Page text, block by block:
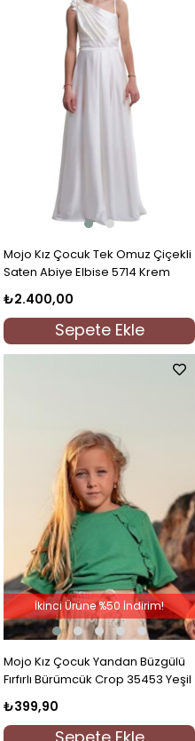
Mojo Kız Çocuk Tek Omuz Çiçekli
Saten Abiye Elbise 5714 Krem
₺2.400,00
Sepete Ekle
Mojo Kız Çocuk Yandan Büzgülü
Fırfırlı Bürümcük Crop 35453 Yeşil
₺399,90
İkinci Ürüne %50 İndirim!